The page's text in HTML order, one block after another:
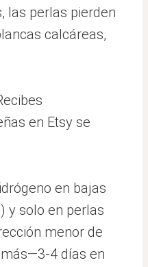
las perlas pierden
calcáreas,
en Etsy se
en bajas
y solo en perlas
menor de
4 días en